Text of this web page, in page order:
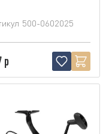
500-0602025
р